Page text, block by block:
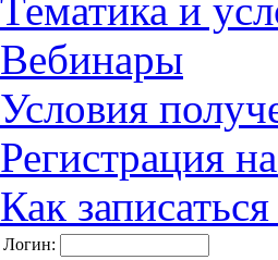
Тематика и
Вебинары
Условия
Регистрация
Как
Логин: